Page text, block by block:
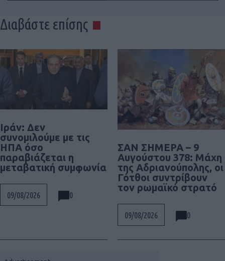
Διαβάστε επίσης
Ιράν: Δεν
συνομιλούμε με τις
ΗΠΑ όσο
παραβιάζεται η
μεταβατική συμφωνία
09/08/2026 0
ΣΑΝ ΣΗΜΕΡΑ – 9
Αυγούστου 378: Μάχη
της Αδριανούπολης, οι
Γότθοι συντρίβουν
τον ρωμαϊκό στρατό
09/08/2026 0